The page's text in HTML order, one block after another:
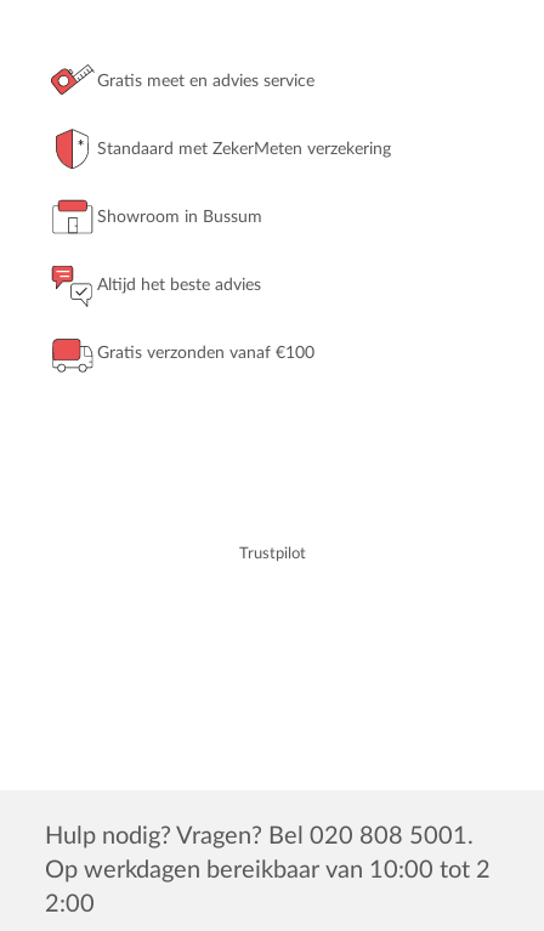
Gratis meet en advies service
Standaard met ZekerMeten verzekering
Showroom in Bussum
Altijd het beste advies
Gratis verzonden vanaf €100
Trustpilot
Hulp nodig? Vragen? Bel 020 808 5001.
Op werkdagen bereikbaar van 10:00 tot 2
2:00